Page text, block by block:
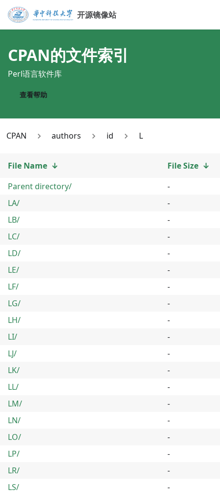
开源镜像站
CPAN的文件索引
Perl语言软件库
查看帮助
CPAN authors id L
File Name ↓ File Size ↓
Parent directory/
-
LA/
-
LB/
-
LC/
-
LD/
-
LE/
-
LF/
-
LG/
-
LH/
-
LI/
-
LJ/
-
LK/
-
LL/
-
LM/
-
LN/
-
LO/
-
LP/
-
LR/
-
LS/
-